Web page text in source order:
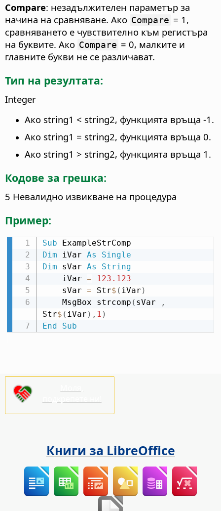
Compare: незадължителен параметър за
начина на сравняване. Ако Compare = 1,
сравняването е чувствително към регистъра
на буквите. Ако Compare = 0, малките и
главните букви не се различават.
Тип на резултата:
Integer
Ако string1 < string2, функцията връща -1.
Ако string1 = string2, функцията връща 0.
Ако string1 > string2, функцията връща 1.
Кодове за грешка:
5 Невалидно извикване на процедура
Пример:
Sub
Dim iVar As
Single
Dim sVar As
String
    iVar
=
123.123
    sVar
= Str$ ( iVar )
    MsgBox strcomp
( sVar
,
Str$ ( iVar ) , 1 )
End
Sub
Книги за LibreOffice